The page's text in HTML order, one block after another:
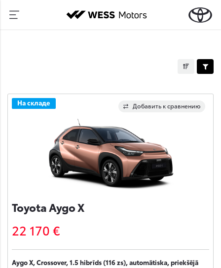
Добавить к сравнению
На складе
Toyota Aygo X
22 170 €
Aygo X, Crossover, 1.5 hibrīds (116 zs), automātiska, priekšējā